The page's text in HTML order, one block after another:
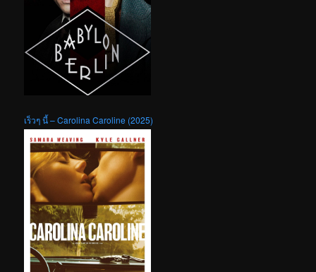
เร็วๆ นี้ – Carolina Caroline (2025)